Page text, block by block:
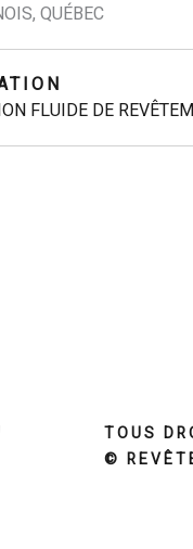
QUÉBEC
FLUIDE DE
TOUS
©